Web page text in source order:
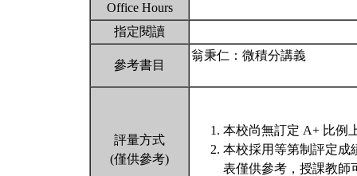
Office Hours
指定閱讀
參考書目
翁秉仁：微積分講義
評量方式
(僅供參考)
本校尚無訂定 A+ 比例
本校採用等第制評定成
表僅供參考，授課教師